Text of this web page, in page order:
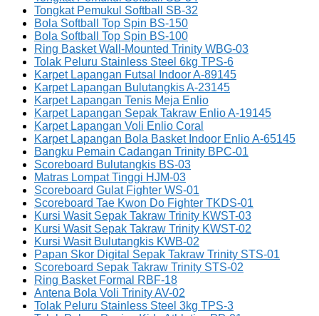
Tongkat Pemukul Softball SB-32
Bola Softball Top Spin BS-150
Bola Softball Top Spin BS-100
Ring Basket Wall-Mounted Trinity WBG-03
Tolak Peluru Stainless Steel 6kg TPS-6
Karpet Lapangan Futsal Indoor A-89145
Karpet Lapangan Bulutangkis A-23145
Karpet Lapangan Tenis Meja Enlio
Karpet Lapangan Sepak Takraw Enlio A-19145
Karpet Lapangan Voli Enlio Coral
Karpet Lapangan Bola Basket Indoor Enlio A-65145
Bangku Pemain Cadangan Trinity BPC-01
Scoreboard Bulutangkis BS-03
Matras Lompat Tinggi HJM-03
Scoreboard Gulat Fighter WS-01
Scoreboard Tae Kwon Do Fighter TKDS-01
Kursi Wasit Sepak Takraw Trinity KWST-03
Kursi Wasit Sepak Takraw Trinity KWST-02
Kursi Wasit Bulutangkis KWB-02
Papan Skor Digital Sepak Takraw Trinity STS-01
Scoreboard Sepak Takraw Trinity STS-02
Ring Basket Formal RBF-18
Antena Bola Voli Trinity AV-02
Tolak Peluru Stainless Steel 3kg TPS-3